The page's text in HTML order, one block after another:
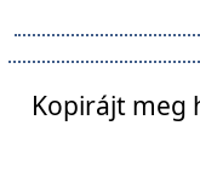
Kopirájt meg